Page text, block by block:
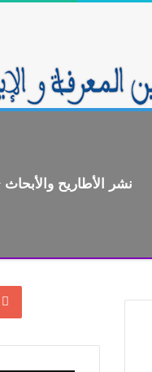
نشر الأطاريح والأبحاث